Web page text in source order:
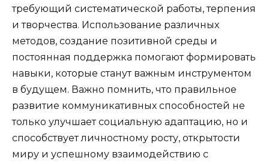
требующий систематической работы, терпения
и творчества. Использование различных
методов, создание позитивной среды и
постоянная поддержка помогают формировать
навыки, которые станут важным инструментом
в будущем. Важно помнить, что правильное
развитие коммуникативных способностей не
только улучшает социальную адаптацию, но и
способствует личностному росту, открытости
миру и успешному взаимодействию с